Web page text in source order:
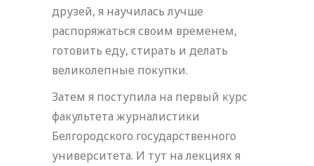
друзей, я научилась лучше
распоряжаться своим временем,
готовить еду, стирать и делать
великолепные покупки.
Затем я поступила на первый курс
факультета журналистики
Белгородского государственного
университета. И тут на лекциях я